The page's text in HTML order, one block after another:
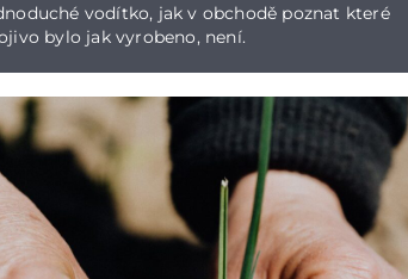
vodítko, jak v obchodě poznat které
bylo jak vyrobeno, není.